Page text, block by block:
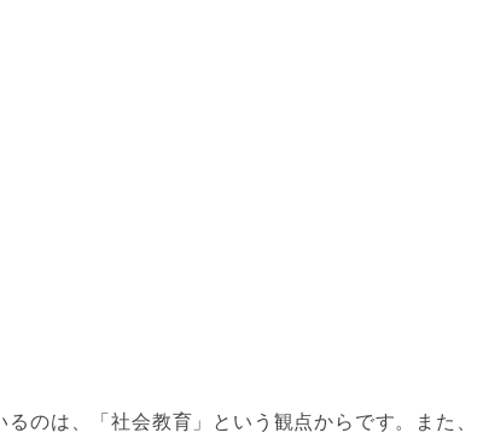
のは、「社会教育」という観点からです。また、